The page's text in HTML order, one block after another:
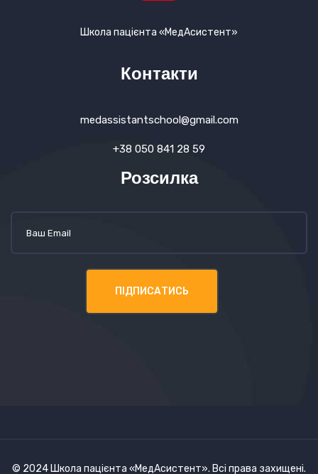
Школа пацієнта «МедАсистент»
Контакти
medassistantschool@gmail.com
+38 050 841 28 59
Розсилка
© 2024 Школа пацієнта «МедАсистент». Всі права захищені.